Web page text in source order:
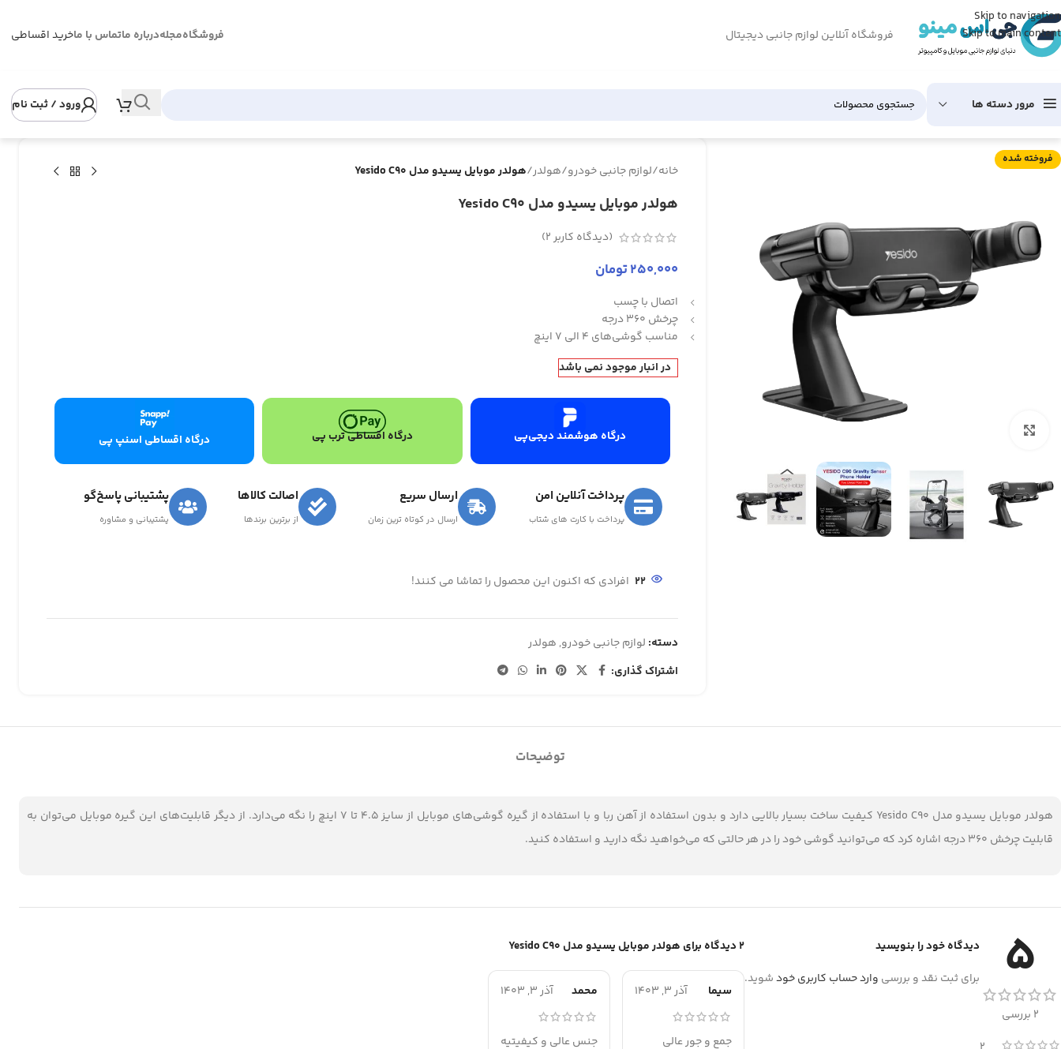
Skip to navigation
Skip to main content
فروشگاه آنلاین لوازم جانبی دیجیتال فروشگاهمجلهدرباره ماتماس با ماخرید اقساطی
مرور دسته ها ورود / ثبت نام
فروخته شده
خانه/لوازم جانبی خودرو/هولدر/هولدر موبایل یسیدو مدل Yesido C90
هولدر موبایل یسیدو مدل Yesido C90
(دیدگاه کاربر2
)
250,000تومان
اتصال با چسب
چرخش 360 درجه
مناسب گوشی‌های 4 الی 7 اینچ
در انبار موجود نمی باشد
درگاه هوشمند دیجی‌پی درگاه اقساطی ترب پی درگاه اقساطی اسنپ پی
پرداخت آنلاین امن
پرداخت با کارت های شتاب
ارسال سریع
ارسال در کوتاه ترین زمان
اصالت کالاها
از برترین برندها
پشتیبانی پاسخ‌گو
پشتیبانی و مشاوره
22 افرادی که اکنون این محصول را تماشا می کنند!
دسته: لوازم جانبی خودرو, هولدر
اشتراک گذاری:
توضیحات
هولدر موبایل یسیدو مدل Yesido C90 کیفیت ساخت بسیار بالایی دارد و بدون استفاده از آهن ربا و با استفاده از گیره گوشی‌های موبایل از سایز 4.5 تا 7 اینچ را نگه می‌دارد. از دیگر قابلیت‌های این گیره موبایل می‌توان به
قابلیت چرخش 360 درجه اشاره کرد که می‌توانید گوشی خود را در هر حالتی که می‌خواهید نگه دارید و استفاده کنید.
5
2 بررسی
2 دیدگاه برای هولدر موبایل یسیدو مدل Yesido C90
سیما آذر 3, 1403
جمع و جور عالی
محمد آذر 3, 1403
جنس عالی و کیفیتیه
دیدگاه خود را بنویسید
برای ثبت نقد و بررسی وارد حساب کاربری خودشوید.